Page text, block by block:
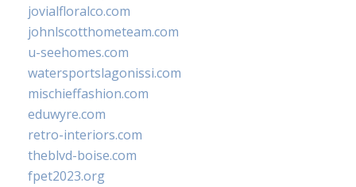
jovialfloralco.com
johnlscotthometeam.com
u-seehomes.com
watersportslagonissi.com
mischieffashion.com
eduwyre.com
retro-interiors.com
theblvd-boise.com
fpet2023.org